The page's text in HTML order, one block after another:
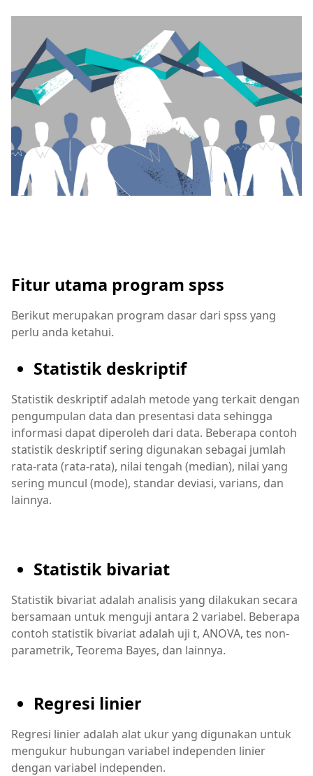
Fitur utama program spss
Berikut merupakan program dasar dari spss yang
perlu anda ketahui.
Statistik deskriptif
Statistik deskriptif adalah metode yang terkait dengan
pengumpulan data dan presentasi data sehingga
informasi dapat diperoleh dari data. Beberapa contoh
statistik deskriptif sering digunakan sebagai jumlah
rata-rata (rata-rata), nilai tengah (median), nilai yang
sering muncul (mode), standar deviasi, varians, dan
lainnya.
Statistik bivariat
Statistik bivariat adalah analisis yang dilakukan secara
bersamaan untuk menguji antara 2 variabel. Beberapa
contoh statistik bivariat adalah uji t, ANOVA, tes non-
parametrik, Teorema Bayes, dan lainnya.
Regresi linier
Regresi linier adalah alat ukur yang digunakan untuk
mengukur hubungan variabel independen linier
dengan variabel independen.